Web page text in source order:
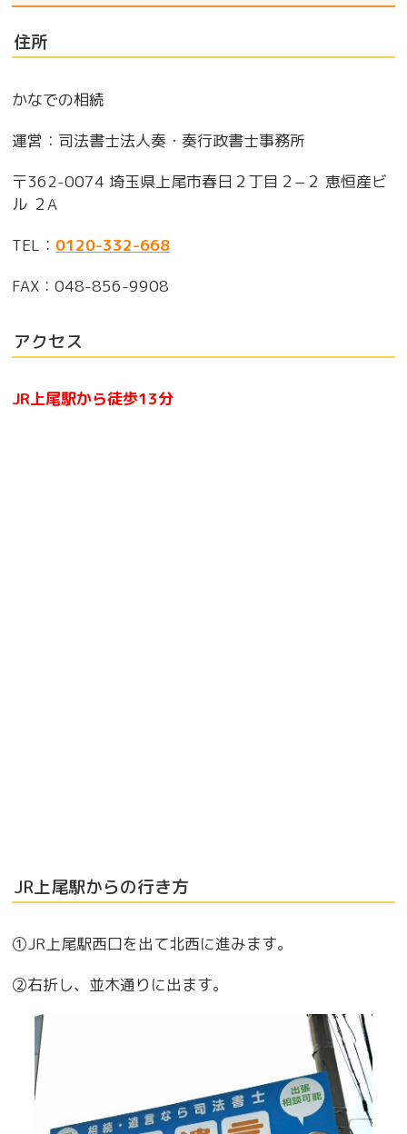
住所
かなでの相続
運営：司法書士法人奏・奏行政書士事務所
〒362-0074 埼玉県上尾市春日２丁目２−２ 恵恒産ビ
ル ２A
TEL： 0120-332-668
FAX：048-856-9908
アクセス
JR上尾駅から徒歩13分
JR上尾駅からの行き方
①JR上尾駅西口を出て北西に進みます。
②右折し、並木通りに出ます。